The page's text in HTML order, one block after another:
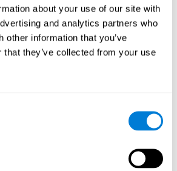
about your use of our site with
and analytics partners who
other information that you’ve
that they’ve collected from your use
améliore-t-il mes
?
cherche à stimuler les compétences
et à la mémoire non verbale. Le fait de
manière répétée à des jeux comme
constante de nos compétences
de nouvelles synapses, et aider les
réorganiser et à améliorer les fonctions
3ème SEMAINE